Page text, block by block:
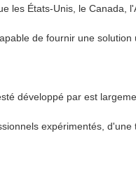
les États-Unis, le Canada,
de fournir une
développé par est
expérimentés,